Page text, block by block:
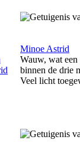
Minoe Astrid
Wauw, wat
binnen de drie
Veel licht